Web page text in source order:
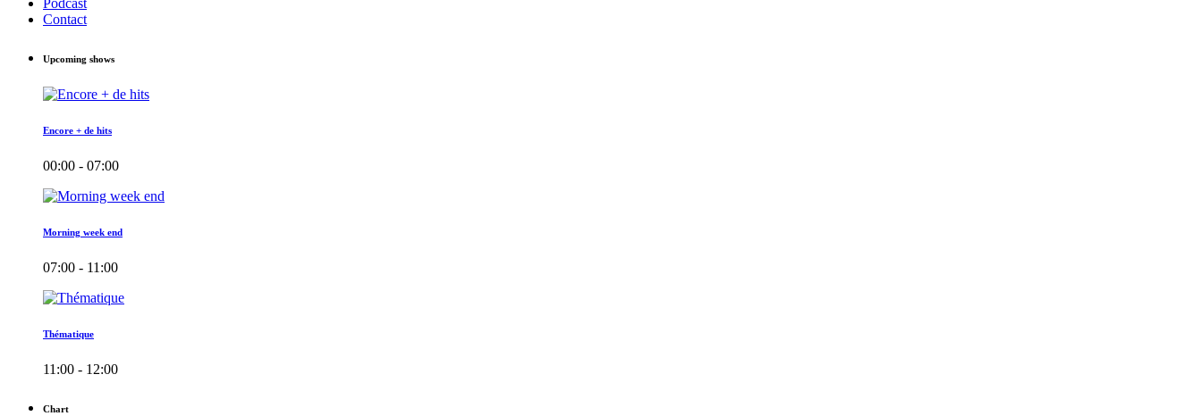
Podcast
Contact
Upcoming shows
Encore + de hits
00:00 - 07:00
Morning week end
07:00 - 11:00
Thématique
11:00 - 12:00
Chart